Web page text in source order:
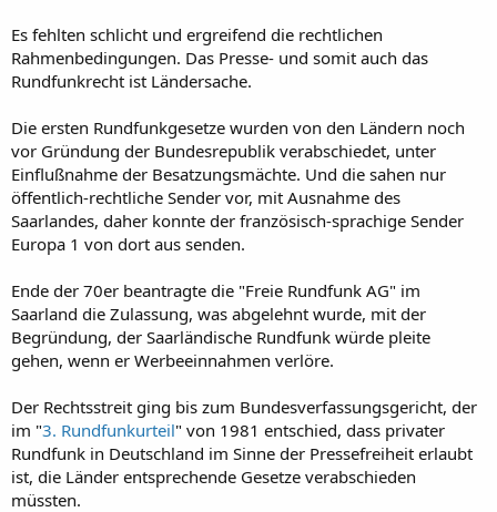
Es fehlten schlicht und ergreifend die rechtlichen
Rahmenbedingungen. Das Presse- und somit auch das
Rundfunkrecht ist Ländersache.
Die ersten Rundfunkgesetze wurden von den Ländern noch
vor Gründung der Bundesrepublik verabschiedet, unter
Einflußnahme der Besatzungsmächte. Und die sahen nur
öffentlich-rechtliche Sender vor, mit Ausnahme des
Saarlandes, daher konnte der französisch-sprachige Sender
Europa 1 von dort aus senden.
Ende der 70er beantragte die "Freie Rundfunk AG" im
Saarland die Zulassung, was abgelehnt wurde, mit der
Begründung, der Saarländische Rundfunk würde pleite
gehen, wenn er Werbeeinnahmen verlöre.
Der Rechtsstreit ging bis zum Bundesverfassungsgericht, der
im "3. Rundfunkurteil" von 1981 entschied, dass privater
Rundfunk in Deutschland im Sinne der Pressefreiheit erlaubt
ist, die Länder entsprechende Gesetze verabschieden
müssten.